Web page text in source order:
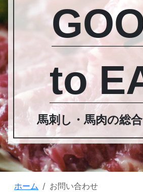
to
馬刺し・馬肉の総
ホーム お問い合わせ